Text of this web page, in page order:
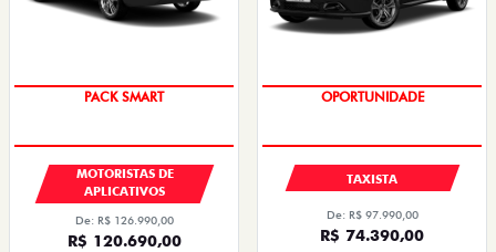
PACK SMART
MOTORISTAS DE
APLICATIVOS
De: R$ 126.990,00
R$ 120.690,00
OPORTUNIDADE
TAXISTA
De: R$ 97.990,00
R$ 74.390,00